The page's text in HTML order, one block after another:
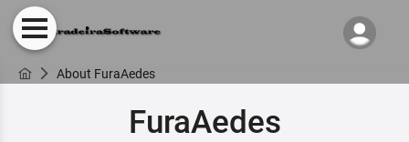
About FuraAedes
FuraAedes